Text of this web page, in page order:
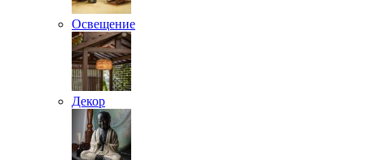
Освещение
Декор